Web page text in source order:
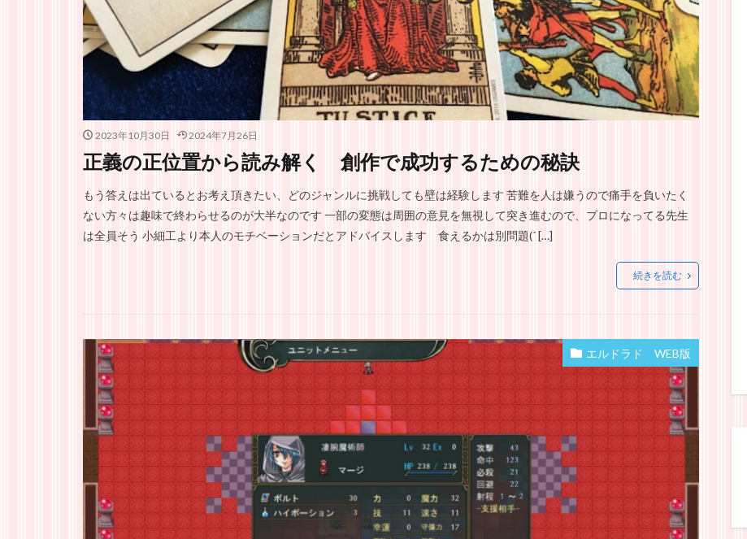
2023年10月30日 2024年7月26日
正義の正位置から読み解く 創作で成功するための秘訣
もう答えは出ているとお考え頂きたい、どのジャンルに挑戦しても壁は経験します 苦難を人は嫌うので痛手を負いたく
ない方々は趣味で終わらせるのが大半なのです 一部の変態は周囲の意見を無視して突き進むので、プロになってる先生
は全員そう 小細工より本人のモチベーションだとアドバイスします 食えるかは別問題(´ […]
続きを読む
エルドラド WEB版